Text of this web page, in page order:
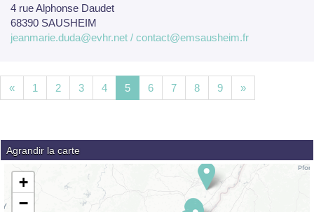
4 rue Alphonse Daudet
68390 SAUSHEIM
jeanmarie.duda@evhr.net / contact@emsausheim.fr
« 1 2 3 4 5 6 7 8 9 »
Agrandir la carte
+
−